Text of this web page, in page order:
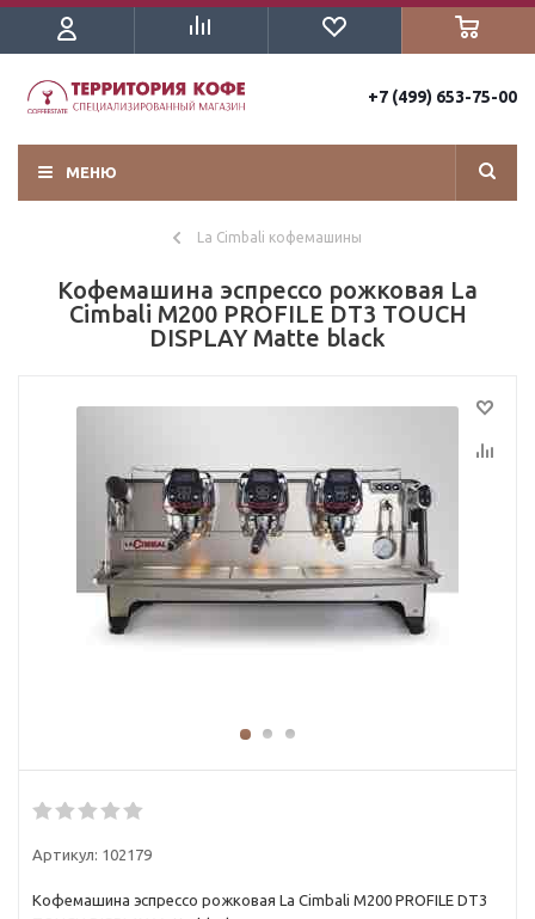
+7 (499) 653-75-00
МЕНЮ
La Cimbali кофемашины
Кофемашина эспрессо рожковая La
Cimbali M200 PROFILE DT3 TOUCH
DISPLAY Matte black
Артикул: 102179
Кофемашина эспрессо рожковая La Cimbali M200 PROFILE DT3